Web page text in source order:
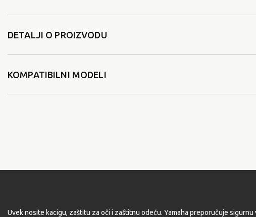
DETALJI O PROIZVODU
KOMPATIBILNI MODELI
Uvek nosite kacigu, zaštitu za oči i zaštitnu odeću. Yamaha preporučuje